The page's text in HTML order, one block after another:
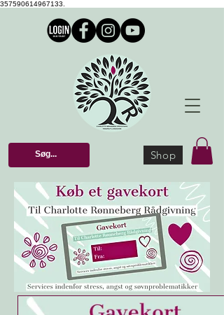
357590614967133.
Shop